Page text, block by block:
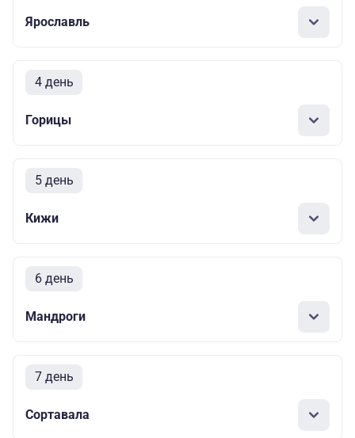
Ярославль
4 день
Горицы
5 день
Кижи
6 день
Мандроги
7 день
Сортавала